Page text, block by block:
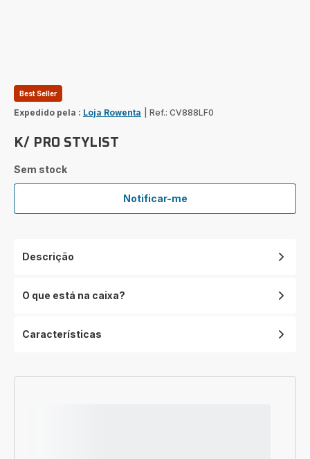
Best Seller
Expedido pela : Loja Rowenta Ref.: CV888LF0
K/ PRO STYLIST
Sem stock
Notificar-me
K/
PRO
Descrição
O que está na caixa?
Características